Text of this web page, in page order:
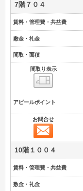
7階７０４
賃料・管理費・共益費
敷金・礼金
間取・面積
間取り表示
アピールポイント
お問合せ
10階１００４
賃料・管理費・共益費
敷金・礼金